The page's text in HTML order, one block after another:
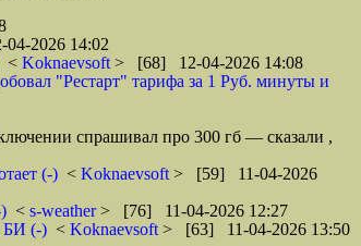
2026 14:02
< Koknaevsoft > [68] 12-04-2026 14:08
"Рестарт" тарифа за 1 Руб. минуты и
спрашивал про 300 гб — сказали ,
(-) < Koknaevsoft > [59] 11-04-2026
< s-weather> [76] 11-04-2026 12:27
БИ (-) < Koknaevsoft > [63] 11-04-2026 13:50